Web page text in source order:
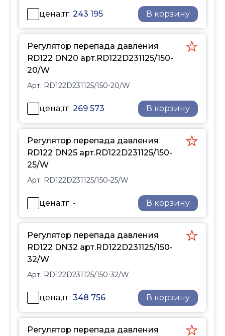
гидравлические
колебания, повышает
энергоэффективность
системы и защищает её
элементы от перепадов
воздухом и другими
неагрессивными
жидкими и
цена,тг:243 195 В корзину
Регулятор перепада давления
RD122 DN20 арт.RD122D231125/150-
20/W
Арт: RD122D231125/150-20/W
цена,тг:269 573 В корзину
Регулятор перепада давления
RD122 DN25 арт.RD122D231125/150-
25/W
Арт: RD122D231125/150-25/W
цена,тг: - В корзину
Регулятор перепада давления
RD122 DN32 арт.RD122D231125/150-
32/W
Арт: RD122D231125/150-32/W
цена,тг:348 756 В корзину
Регулятор перепада давления